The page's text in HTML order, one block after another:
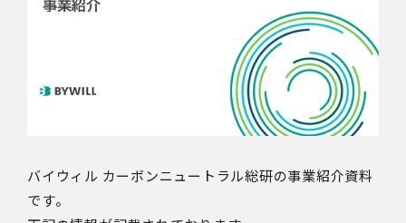
バイウィル カーボンニュートラル総研の事業紹介資料
です。